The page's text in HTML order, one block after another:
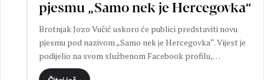
pjesmu „Samo nek je Hercegovka“
Brotnjak Jozo Vučić uskoro će publici predstaviti novu
pjesmu pod nazivom „Samo nek je Hercegovka“. Vijest je
podijelio na svom službenom Facebook profilu,…